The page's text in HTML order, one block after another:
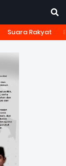
Suara Rakyat